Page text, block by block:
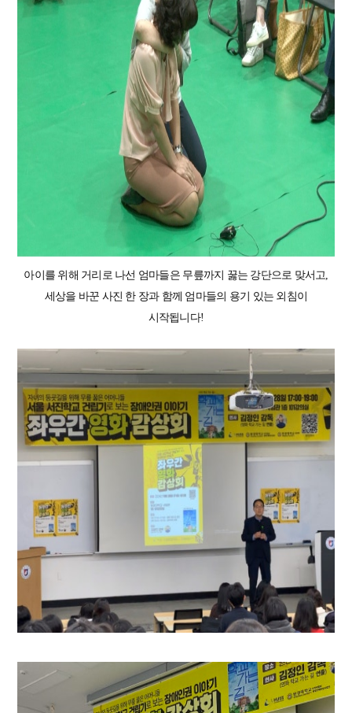
아이를 위해 거리로 나선 엄마들은 무릎까지 꿇는 강단으로 맞서고,
세상을 바꾼 사진 한 장과 함께 엄마들의 용기 있는 외침이
시작됩니다!